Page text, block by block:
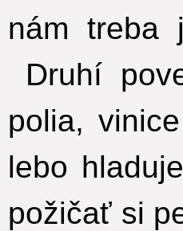
nám treba
Druhí
polia,
lebo
požičať si